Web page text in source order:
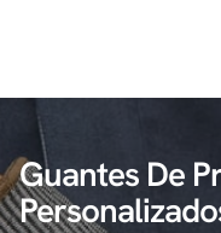
capacidad de
acumulada a lo
nos permite ofrecer
duraderas y eficaces
diversos sectores.
Guantes De